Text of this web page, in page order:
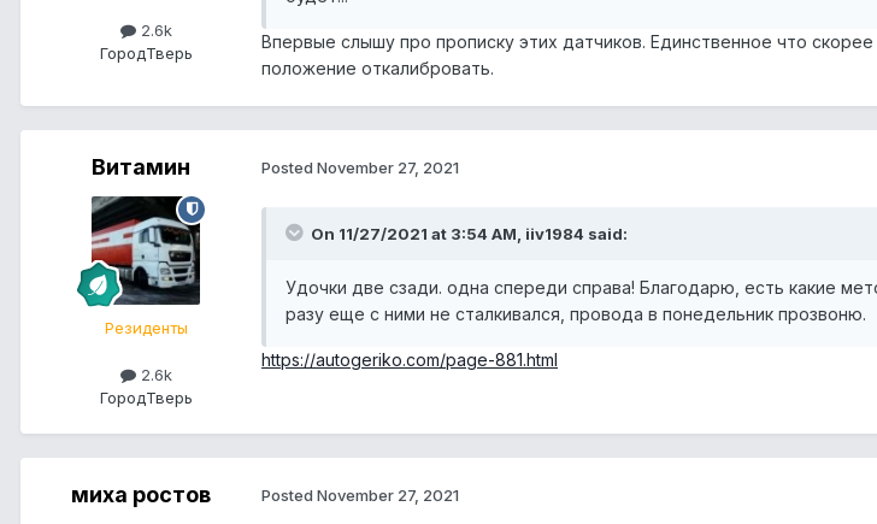
2.6k
ГородТверь
Впервые слышу про прописку этих датчиков. Единственное что
положение откалибровать.
Витамин
Резиденты
2.6k
ГородТверь
Posted November 27, 2021
On 11/27/2021 at 3:54 AM, iiv1984 said:
Удочки две сзади. одна спереди справа! Благодарю, есть какие
разу еще с ними не сталкивался, провода в понедельник прозвоню.
https://autogeriko.com/page-881.html
миха ростов Posted November 27, 2021